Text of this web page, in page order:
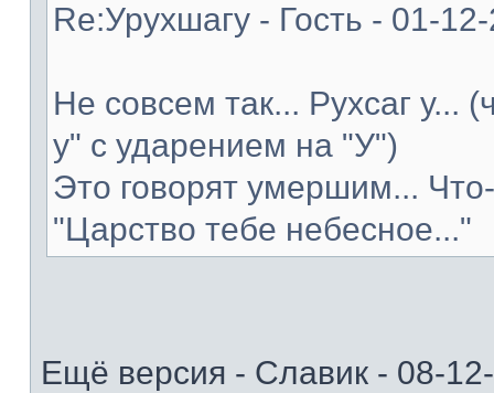
Re:Урухшагу - Гость - 01-
Не совсем так... Рухсаг у...
у" с ударением на "У")
Это говорят умершим...
"Царство тебе небесное..."
Ещё версия - Славик - 08-